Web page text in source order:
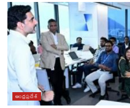
ఆంధ్రప్రదేశ్